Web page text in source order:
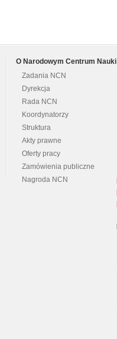
O Narodowym Centrum Nauki
Zadania NCN
Dyrekcja
Rada NCN
Koordynatorzy
Struktura
Akty prawne
Oferty pracy
Zamówienia publiczne
Nagroda NCN